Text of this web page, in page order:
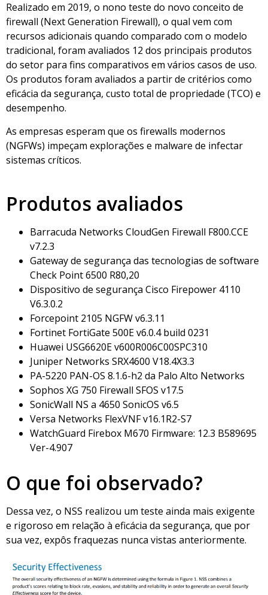
Realizado em 2019, o nono teste do novo conceito de
firewall (Next Generation Firewall), o qual vem com
recursos adicionais quando comparado com o modelo
tradicional, foram avaliados 12 dos principais produtos
do setor para fins comparativos em vários casos de uso.
Os produtos foram avaliados a partir de critérios como
eficácia da segurança, custo total de propriedade (TCO) e
desempenho.
As empresas esperam que os firewalls modernos
(NGFWs) impeçam explorações e malware de infectar
sistemas críticos.
Produtos avaliados
Barracuda Networks CloudGen Firewall F800.CCE
v7.2.3
Gateway de segurança das tecnologias de software
Check Point 6500 R80,20
Dispositivo de segurança Cisco Firepower 4110
V6.3.0.2
Forcepoint 2105 NGFW v6.3.11
Fortinet FortiGate 500E v6.0.4 build 0231
Huawei USG6620E v600R006C00SPC310
Juniper Networks SRX4600 V18.4X3.3
PA-5220 PAN-OS 8.1.6-h2 da Palo Alto Networks
Sophos XG 750 Firewall SFOS v17.5
SonicWall NS a 4650 SonicOS v6.5
Versa Networks FlexVNF v16.1R2-S7
WatchGuard Firebox M670 Firmware: 12.3 B589695
Ver-4.907
O que foi observado?
Dessa vez, o NSS realizou um teste ainda mais exigente
e rigoroso em relação à eficácia da segurança, que por
sua vez, expôs fraquezas nunca vistas anteriormente.